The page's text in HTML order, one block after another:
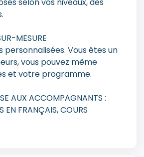
MESURE
personnalisées. Vous êtes un
vous pouvez même
et votre programme.
AUX ACCOMPAGNANTS :
EN FRANÇAIS, COURS